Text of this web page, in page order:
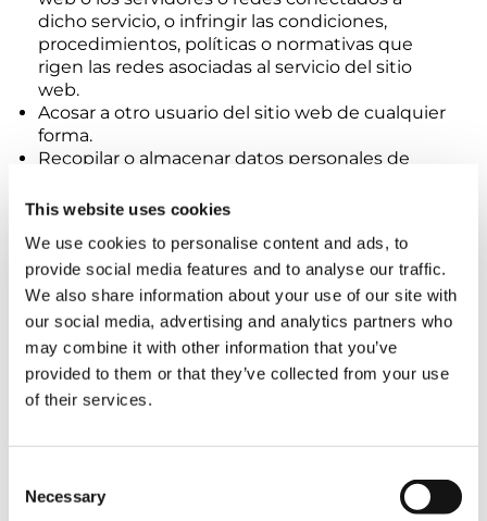
This website uses cookies
We use cookies to personalise content and ads, to
provide social media features and to analyse our traffic.
We also share information about your use of our site with
our social media, advertising and analytics partners who
may combine it with other information that you’ve
provided to them or that they’ve collected from your use
of their services.
Selection
Necessary
dicho servicio, o infringir las condiciones,
procedimientos, políticas o normativas que
rigen las redes asociadas al servicio del sitio
web.
Acosar a otro usuario del sitio web de cualquier
forma.
Recopilar o almacenar datos personales de
Utilizar el sitio web como espacio de
como puerta de enlace a otra página de inicio
dentro o fuera del sitio web.
III. ENLACES A SITIOS WEB DE
TERCEROS:
El sitio web puede contener enlaces directos o
ofrece dichos enlaces únicamente como una
comodidad para los usuarios del sitio web. Los